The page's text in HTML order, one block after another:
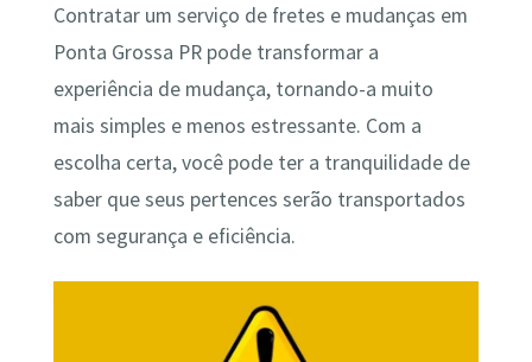
Contratar um serviço de fretes e mudanças em
Ponta Grossa PR pode transformar a
experiência de mudança, tornando-a muito
mais simples e menos estressante. Com a
escolha certa, você pode ter a tranquilidade de
saber que seus pertences serão transportados
com segurança e eficiência.